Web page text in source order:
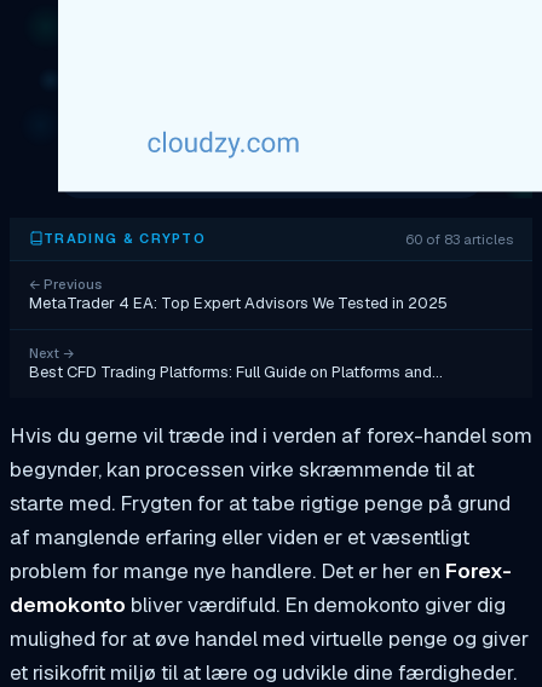
TRADING & CRYPTO 60 of 83 articles
← Previous
MetaTrader 4 EA: Top Expert Advisors We Tested in 2025
Next →
Best CFD Trading Platforms: Full Guide on Platforms and…
Hvis du gerne vil træde ind i verden af forex-handel som
begynder, kan processen virke skræmmende til at
starte med. Frygten for at tabe rigtige penge på grund
af manglende erfaring eller viden er et væsentligt
problem for mange nye handlere. Det er her en Forex-
demokonto bliver værdifuld. En demokonto giver dig
mulighed for at øve handel med virtuelle penge og giver
et risikofrit miljø til at lære og udvikle dine færdigheder.